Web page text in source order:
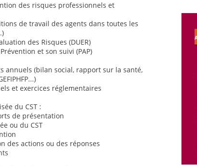
des risques professionnels et
de travail des agents dans toutes les
des Risques (DUER)
et son suivi (PAP)
(bilan social, rapport sur la santé,
et exercices réglementaires
du CST :
de présentation
ou du CST
des actions ou des réponses